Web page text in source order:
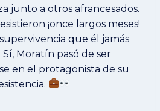
junto a otros afrancesados.
¡once largos meses!
que él jamás
Moratín pasó de ser
en el protagonista de su